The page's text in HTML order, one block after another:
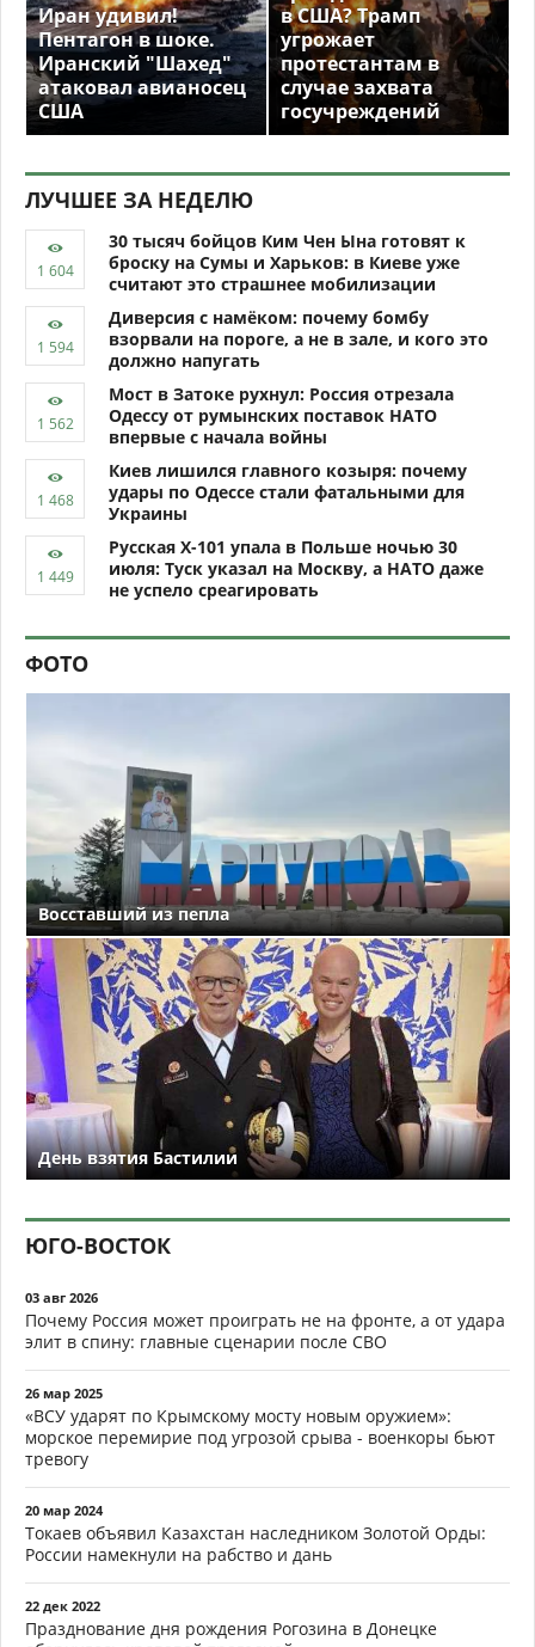
Иран удивил!
Пентагон в шоке.
Иранский "Шахед"
атаковал авианосец
США
в США? Трамп
угрожает
протестантам в
случае захвата
госучреждений
ЛУЧШЕЕ ЗА НЕДЕЛЮ
30 тысяч бойцов Ким Чен Ына готовят к
броску на Сумы и Харьков: в Киеве уже
считают это страшнее мобилизации
Диверсия с намёком: почему бомбу
взорвали на пороге, а не в зале, и кого это
должно напугать
Мост в Затоке рухнул: Россия отрезала
Одессу от румынских поставок НАТО
впервые с начала войны
Киев лишился главного козыря: почему
удары по Одессе стали фатальными для
Украины
Русская Х-101 упала в Польше ночью 30
июля: Туск указал на Москву, а НАТО даже
не успело среагировать
ФОТО
Восставший из пепла
День взятия Бастилии
ЮГО-ВОСТОК
03 авг 2026
Почему Россия может проиграть не на фронте, а от удара
элит в спину: главные сценарии после СВО
26 мар 2025
«ВСУ ударят по Крымскому мосту новым оружием»:
морское перемирие под угрозой срыва - военкоры бьют
тревогу
20 мар 2024
Токаев объявил Казахстан наследником Золотой Орды:
России намекнули на рабство и дань
22 дек 2022
Празднование дня рождения Рогозина в Донецке